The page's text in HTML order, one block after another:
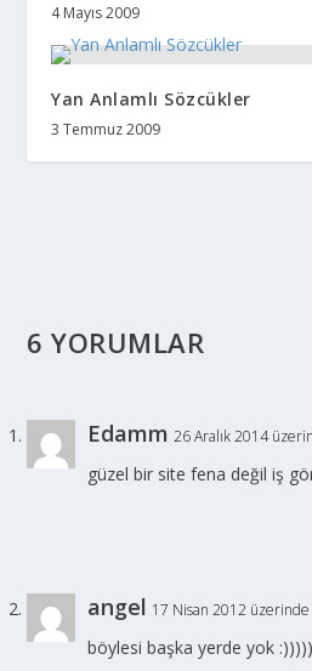
4 Mayıs 2009
Yan Anlamlı Sözcükler
3 Temmuz 2009
6 YORUMLAR
Edamm 26 Aralık 2014
güzel bir site fena değil iş
angel 17 Nisan 2012
böylesi başka yerde yok